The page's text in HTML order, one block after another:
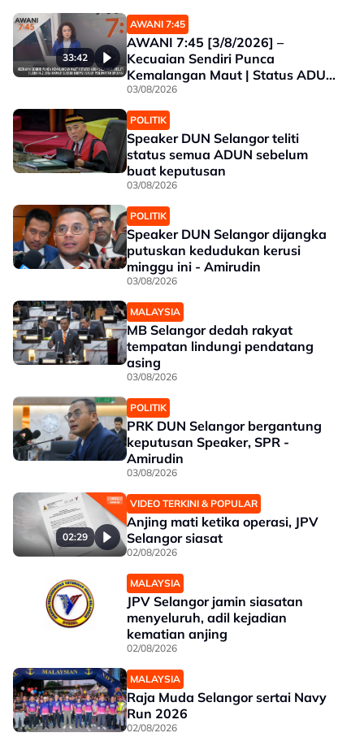
33:42
AWANI 7:45
AWANI 7:45 [3/8/2026] –
Kecuaian Sendiri Punca
Kemalangan Maut | Status ADUN
Selangor Diteliti | Lebih 14.2 Juta
Nikmati Subsidi BUDI95 | Salur
Penjimatan Operasi
03/08/2026
POLITIK
Speaker DUN Selangor teliti
status semua ADUN sebelum
buat keputusan
03/08/2026
POLITIK
Speaker DUN Selangor dijangka
putuskan kedudukan kerusi
minggu ini - Amirudin
03/08/2026
MALAYSIA
MB Selangor dedah rakyat
tempatan lindungi pendatang
asing
03/08/2026
POLITIK
PRK DUN Selangor bergantung
keputusan Speaker, SPR -
Amirudin
03/08/2026
02:29
VIDEO TERKINI & POPULAR
Anjing mati ketika operasi, JPV
Selangor siasat
02/08/2026
MALAYSIA
JPV Selangor jamin siasatan
menyeluruh, adil kejadian
kematian anjing
02/08/2026
MALAYSIA
Raja Muda Selangor sertai Navy
Run 2026
02/08/2026